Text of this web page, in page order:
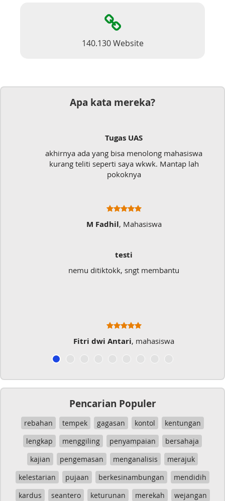
140.130 Website
Apa kata mereka?
Tugas UAS
akhirnya ada yang bisa menolong mahasiswa
kurang teliti seperti saya wkwk. Mantap lah
pokoknya
M Fadhil, Mahasiswa
testi
nemu ditiktokk, sngt membantu
Fitri dwi Antari, mahasiswa
Pencarian Populer
rebahan tempek gagasan kontol
kentungan
lengkap
menggiling penyampaian
bersahaja
kajian
pengemasan menganalisis
merajuk
kelestarian
pujaan berkesinambungan
mendidih
kardus
seantero keturunan merekah wejangan